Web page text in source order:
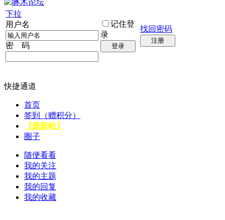
下拉
用户名
密 码
记住登
录
登录
找回密码
注册
快捷通道
首页
签到（赠积分）
【最新帖】
圈子
随便看看
我的关注
我的主题
我的回复
我的收藏